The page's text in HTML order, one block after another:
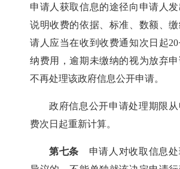
申请人获取信息的途径向申请人发
说明收费的依据、标准、数额、
请人应当在收到收费通知次日起
纳费用，逾期未缴纳的视为放弃
不再处理该政府信息公开申请。
政府信息公开申请处理期限
费次日起重新计算。
第七条 申请人对收取信息处